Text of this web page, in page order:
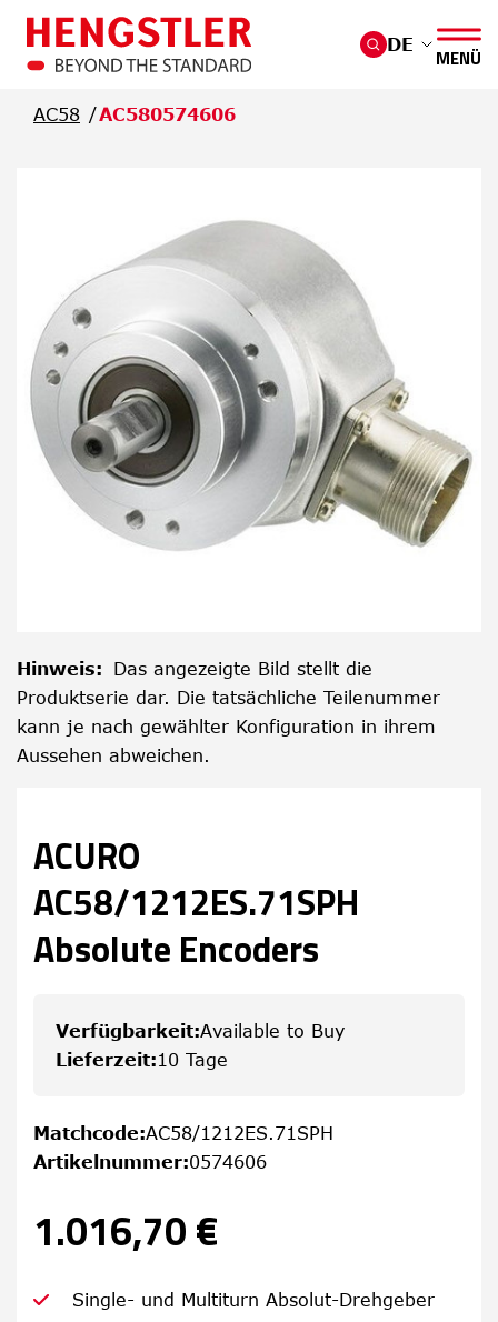
Überspringen Sie zum Hauptmenü
DE
MENÜ
AC58 AC580574606
Hinweis: Das angezeigte Bild stellt die
Produktserie dar. Die tatsächliche Teilenummer
kann je nach gewählter Konfiguration in ihrem
Aussehen abweichen.
ACURO
AC58/1212ES.71SPH
Absolute Encoders
Verfügbarkeit:Available to Buy
Lieferzeit:10 Tage
Matchcode:AC58/1212ES.71SPH
Artikelnummer:0574606
1.016,70 €
Single- und Multiturn Absolut-Drehgeber